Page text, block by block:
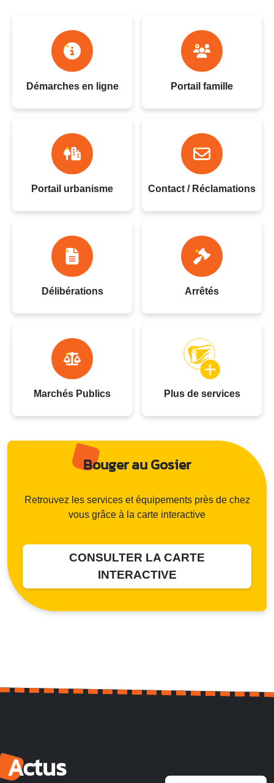
Démarches en ligne Portail famille
Portail urbanisme Contact / Réclamations
Délibérations Arrêtés
Marchés Publics Plus de services
Bouger au Gosier
Retrouvez les services et équipements près de chez
vous grâce à la carte interactive
CONSULTER LA CARTE
INTERACTIVE
Actus